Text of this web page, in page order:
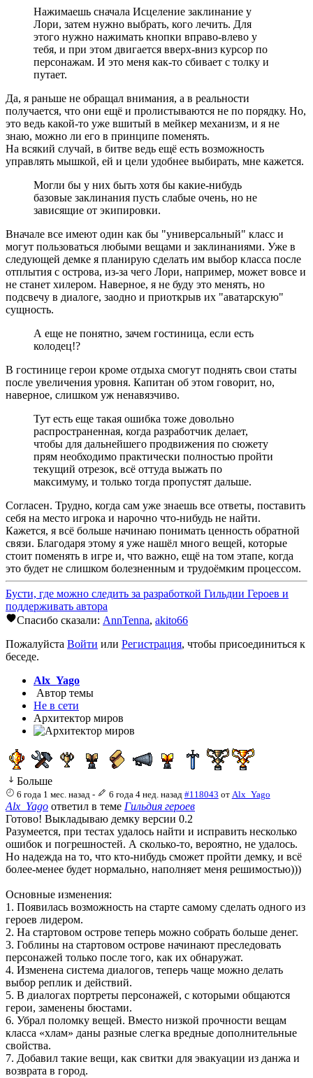
Нажимаешь сначала Исцеление заклинание у
Лори, затем нужно выбрать, кого лечить. Для
этого нужно нажимать кнопки вправо-влево у
тебя, и при этом двигается вверх-вниз курсор по
персонажам. И это меня как-то сбивает с толку и
путает.
Да, я раньше не обращал внимания, а в реальности
получается, что они ещё и пролистываются не по порядку. Но,
это ведь какой-то уже вшитый в мейкер механизм, и я не
знаю, можно ли его в принципе поменять.
На всякий случай, в битве ведь ещё есть возможность
управлять мышкой, ей и цели удобнее выбирать, мне кажется.
Могли бы у них быть хотя бы какие-нибудь
базовые заклинания пусть слабые очень, но не
зависящие от экипировки.
Вначале все имеют один как бы "универсальный" класс и
могут пользоваться любыми вещами и заклинаниями. Уже в
следующей демке я планирую сделать им выбор класса после
отплытия с острова, из-за чего Лори, например, может вовсе и
не станет хилером. Наверное, я не буду это менять, но
подсвечу в диалоге, заодно и приоткрыв их "аватарскую"
сущность.
А еще не понятно, зачем гостиница, если есть
колодец!?
В гостинице герои кроме отдыха смогут поднять свои статы
после увеличения уровня. Капитан об этом говорит, но,
наверное, слишком уж ненавязчиво.
Тут есть еще такая ошибка тоже довольно
распространенная, когда разработчик делает,
чтобы для дальнейшего продвижения по сюжету
прям необходимо практически полностью пройти
текущий отрезок, всё оттуда выжать по
максимуму, и только тогда пропустят дальше.
Согласен. Трудно, когда сам уже знаешь все ответы, поставить
себя на место игрока и нарочно что-нибудь не найти.
Кажется, я всё больше начинаю понимать ценность обратной
связи. Благодаря этому я уже нашёл много вещей, которые
стоит поменять в игре и, что важно, ещё на том этапе, когда
это будет не слишком болезненным и трудоёмким процессом.
Бусти, где можно следить за разработкой Гильдии Героев и
поддерживать автора
Спасибо сказали: AnnTenna, akito66
Пожалуйста Войти или Регистрация, чтобы присоединиться к
беседе.
Alx_Yago
Автор темы
Не в сети
Архитектор миров
Больше
6 года 1 мес. назад - 6 года 4 нед. назад #118043 от Alx_Yago
Alx_Yago ответил в теме Гильдия героев
Готово! Выкладываю демку версии 0.2
Разумеется, при тестах удалось найти и исправить несколько
ошибок и погрешностей. А сколько-то, вероятно, не удалось.
Но надежда на то, что кто-нибудь сможет пройти демку, и всё
более-менее будет нормально, наполняет меня решимостью)))
Основные изменения:
1. Появилась возможность на старте самому сделать одного из
героев лидером.
2. На стартовом острове теперь можно собрать больше денег.
3. Гоблины на стартовом острове начинают преследовать
персонажей только после того, как их обнаружат.
4. Изменена система диалогов, теперь чаще можно делать
выбор реплик и действий.
5. В диалогах портреты персонажей, с которыми общаются
герои, заменены бюстами.
6. Убрал поломку вещей. Вместо низкой прочности вещам
класса «хлам» даны разные слегка вредные дополнительные
свойства.
7. Добавил такие вещи, как свитки для эвакуации из данжа и
возврата в город.